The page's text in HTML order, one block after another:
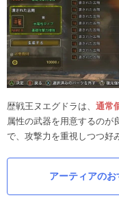
歴戦王ヌエグドラは、 通常
属性の武器を用意するのが
で、攻撃力を重視しつつ好
アーティアの